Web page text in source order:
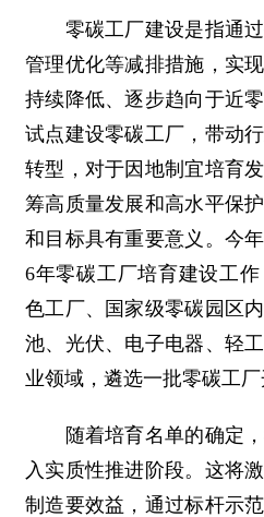
零碳工厂建设是指通过
管理优化等减排措施，实
持续降低、逐步趋向于近
试点建设零碳工厂，带动
转型，对于因地制宜培育
筹高质量发展和高水平保
和目标具有重要意义。今
6年零碳工厂培育建设工
色工厂、国家级零碳园区
池、光伏、电子电器、轻
业领域，遴选一批零碳工厂
随着培育名单的确定，
入实质性推进阶段。这将
制造要效益，通过标杆示